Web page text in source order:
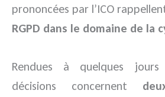
prononcées par l’ICO
RGPD dans le domaine de la
Rendues à quelques jours
décisions concernent